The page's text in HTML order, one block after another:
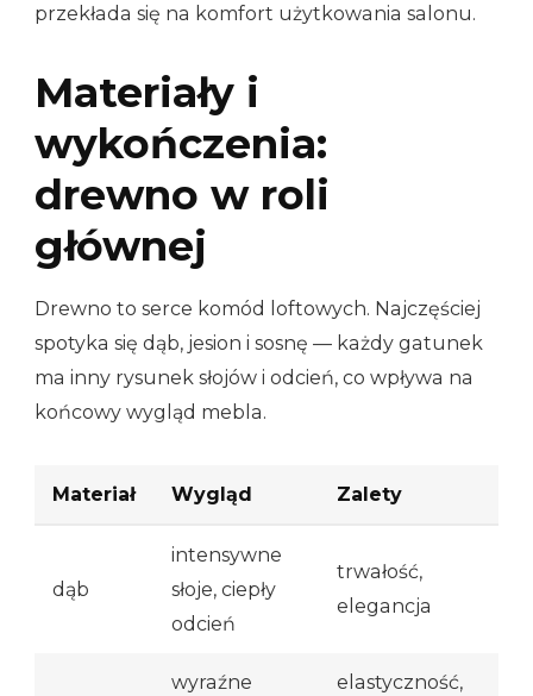
przekłada się na komfort użytkowania salonu.
Materiały i
wykończenia:
drewno w roli
głównej
Drewno to serce komód loftowych. Najczęściej
spotyka się dąb, jesion i sosnę — każdy gatunek
ma inny rysunek słojów i odcień, co wpływa na
końcowy wygląd mebla.
Materiał Wygląd Zalety
dąb
intensywne
słoje, ciepły
odcień
trwałość,
elegancja
wyraźne
elastyczność,